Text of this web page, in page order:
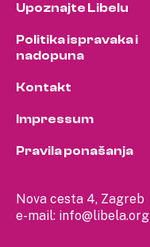
Nova cesta 4, Zagreb
e-mail: info@libela.org
Upoznajte Libelu
Politika ispravaka i
nadopuna
Kontakt
Impressum
Pravila ponašanja